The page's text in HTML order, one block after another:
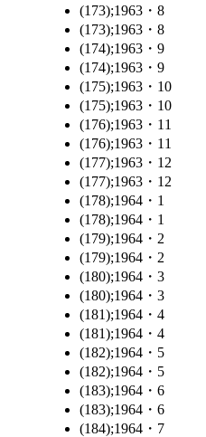
(173);1963・8
(173);1963・8
(174);1963・9
(174);1963・9
(175);1963・10
(175);1963・10
(176);1963・11
(176);1963・11
(177);1963・12
(177);1963・12
(178);1964・1
(178);1964・1
(179);1964・2
(179);1964・2
(180);1964・3
(180);1964・3
(181);1964・4
(181);1964・4
(182);1964・5
(182);1964・5
(183);1964・6
(183);1964・6
(184);1964・7